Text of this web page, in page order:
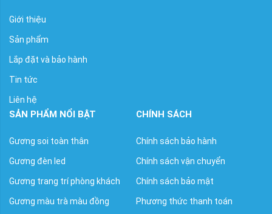
Giới thiệu
Sản phẩm
Lắp đặt và bảo hành
Tin tức
Liên hệ
SẢN PHẨM NỔI BẬT
Gương soi toàn thân
Gương đèn led
Gương trang trí phòng khách
Gương màu trà màu đồng
CHÍNH SÁCH
Chính sách bảo hành
Chính sách vận chuyển
Chính sách bảo mật
Phương thức thanh toán